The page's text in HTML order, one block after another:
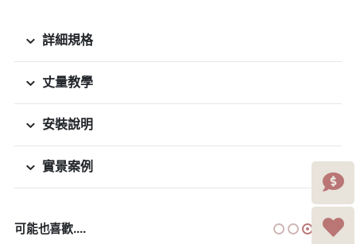
詳細規格
丈量教學
安裝說明
實景案例
可能也喜歡....